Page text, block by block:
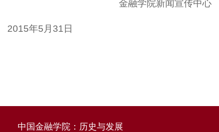
金融学院新闻宣传中心
2015年5月31日
中国金融学院：历史与发展